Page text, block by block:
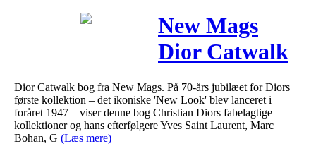
New Mags
Dior Catwalk
Coffee Table
Book
Dior Catwalk bog fra New Mags. På 70-års jubilæet for Diors
første kollektion – det ikoniske 'New Look' blev lanceret i
foråret 1947 – viser denne bog Christian Diors fabelagtige
kollektioner og hans efterfølgere Yves Saint Laurent, Marc
Bohan, G (Læs mere)